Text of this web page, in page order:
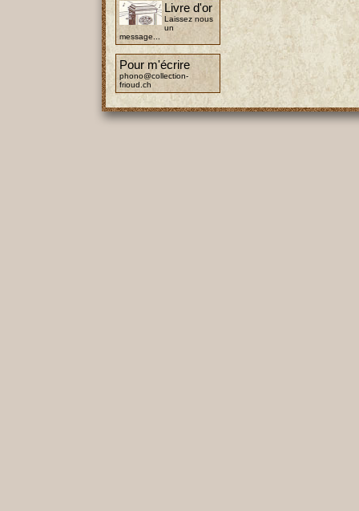
Livre d'or
Laissez nous
un
message...
Pour m'écrire
phono@collection-
frioud.ch